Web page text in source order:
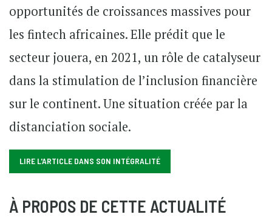
opportunités de croissances massives pour
les fintech africaines. Elle prédit que le
secteur jouera, en 2021, un rôle de catalyseur
dans la stimulation de l’inclusion financière
sur le continent. Une situation créée par la
distanciation sociale.
LIRE L'ARTICLE DANS SON INTÉGRALITÉ
À PROPOS DE CETTE ACTUALITÉ